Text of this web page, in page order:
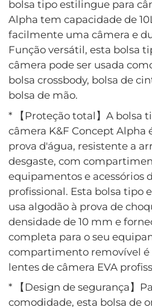
bolsa tipo estilingue para
Alpha tem capacidade de
facilmente uma câmera e
Função versátil, esta bolsa
câmera pode ser usada
bolsa crossbody, bolsa de
bolsa de mão.
* 【Proteção total】A bolsa
câmera K&F Concept Alpha
prova d'água, resistente a
desgaste, com
equipamentos e acessórios
profissional. Esta bolsa tipo
usa algodão à prova de
densidade de 10 mm e
completa para o seu
compartimento removível é
lentes de câmera EVA
* 【Design de segurança】
comodidade, esta bolsa de